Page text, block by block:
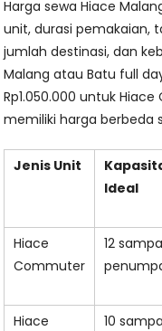
Harga sewa Hiace
unit, durasi pemakaian,
jumlah destinasi, dan
Malang atau Batu full
Rp1.050.000 untuk
memiliki harga berbeda
Jenis Unit
Ideal
Hiace
Commuter
12
Hiace
10